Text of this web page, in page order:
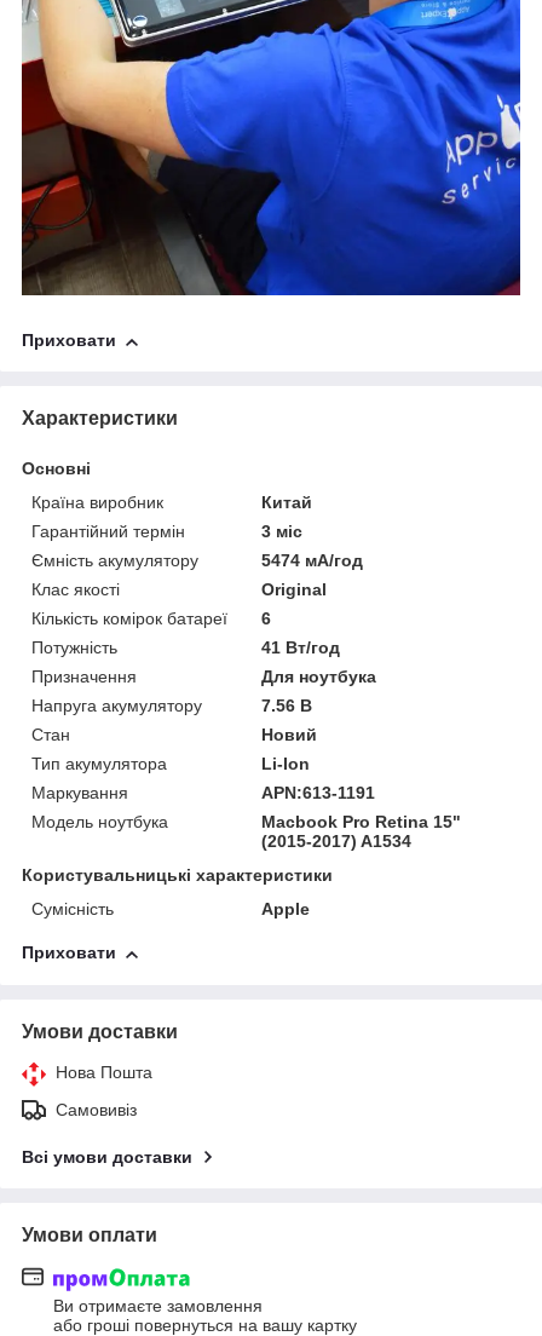
Приховати
Характеристики
Основні
Країна виробник
Китай
Гарантійний термін
3 міс
Ємність акумулятору
5474 мА/год
Клас якості
Original
Кількість комірок батареї
6
Потужність
41 Вт/год
Призначення
Для ноутбука
Напруга акумулятору
7.56 В
Стан
Новий
Тип акумулятора
Li-Ion
Маркування
APN:613-1191
Модель ноутбука
Macbook Pro Retina 15"
(2015-2017) A1534
Користувальницькі характеристики
Сумісність
Apple
Приховати
Умови доставки
Нова Пошта
Самовивіз
Всі умови доставки
Умови оплати
Ви отримаєте замовлення
або гроші повернуться на вашу картку